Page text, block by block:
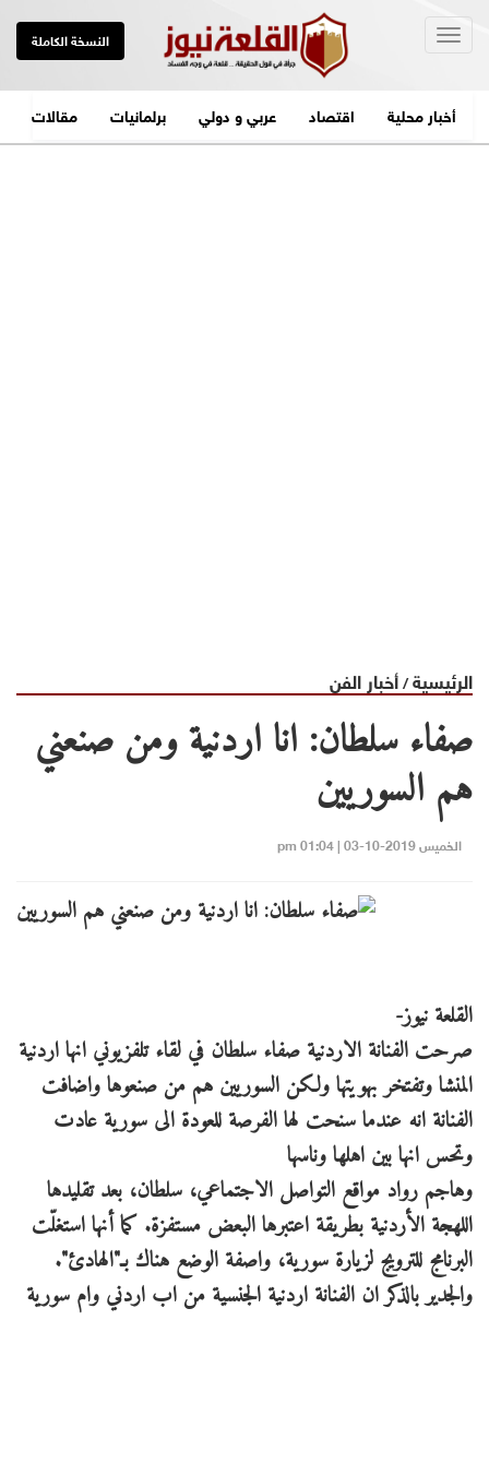
النسخة الكاملة
أخبار محلية اقتصاد عربي و دولي برلمانيات مقالات
الرئيسية/أخبار الفن
صفاء سلطان: انا اردنية ومن صنعني
هم السوريين
الخميس 2019-10-03 | 01:04 pm
القلعة نيوز-
صرحت الفنانة الاردنية صفاء سلطان في لقاء تلفزيوني انها اردنية
المنشا وتفتخر بهويتها ولكن السوريين هم من صنعوها واضافت
الفنانة انه عندما سنحت لها الفرصة للعودة الى سورية عادت
وتحس انها بين اهلها وناسها
وهاجم رواد مواقع التواصل الاجتماعي، سلطان، بعد تقليدها
اللهجة الأردنية بطريقة اعتبرها البعض مستفزة. كما أنها استغلّت
البرنامج للترويج لزيارة سورية، واصفة الوضع هناك بـ"الهادئ".
والجدير بالذكر ان الفنانة اردنية الجنسية من اب اردني وام سورية